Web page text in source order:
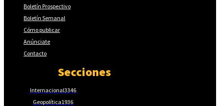
Boletín Prospectivo
Boletín Semanal
Cómo publicar
Anúnciate
Contacto
Secciones
Internacional3346
Geopolítica1936